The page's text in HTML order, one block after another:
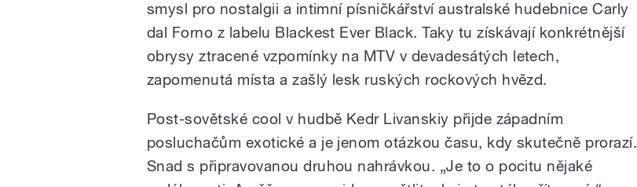
smysl pro nostalgii a intimní písničkářství australské hudebnice Carly
dal Forno z labelu Blackest Ever Black. Taky tu získávají konkrétnější
obrysy ztracené vzpomínky na MTV v devadesátých letech,
zapomenutá místa a zašlý lesk ruských rockových hvězd.
Post-sovětské cool v hudbě Kedr Livanskiy přijde západním
posluchačům exotické a je jenom otázkou času, kdy skutečně prorazí.
Snad s připravovanou druhou nahrávkou. „Je to o pocitu nějaké